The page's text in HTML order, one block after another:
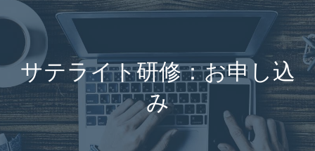
ッ
移
サテライト研修：お申し込
み